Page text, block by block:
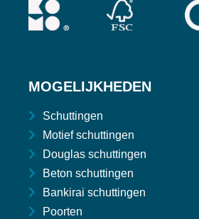
MOGELIJKHEDEN
Schuttingen
Motief schuttingen
Douglas schuttingen
Beton schuttingen
Bankirai schuttingen
Poorten